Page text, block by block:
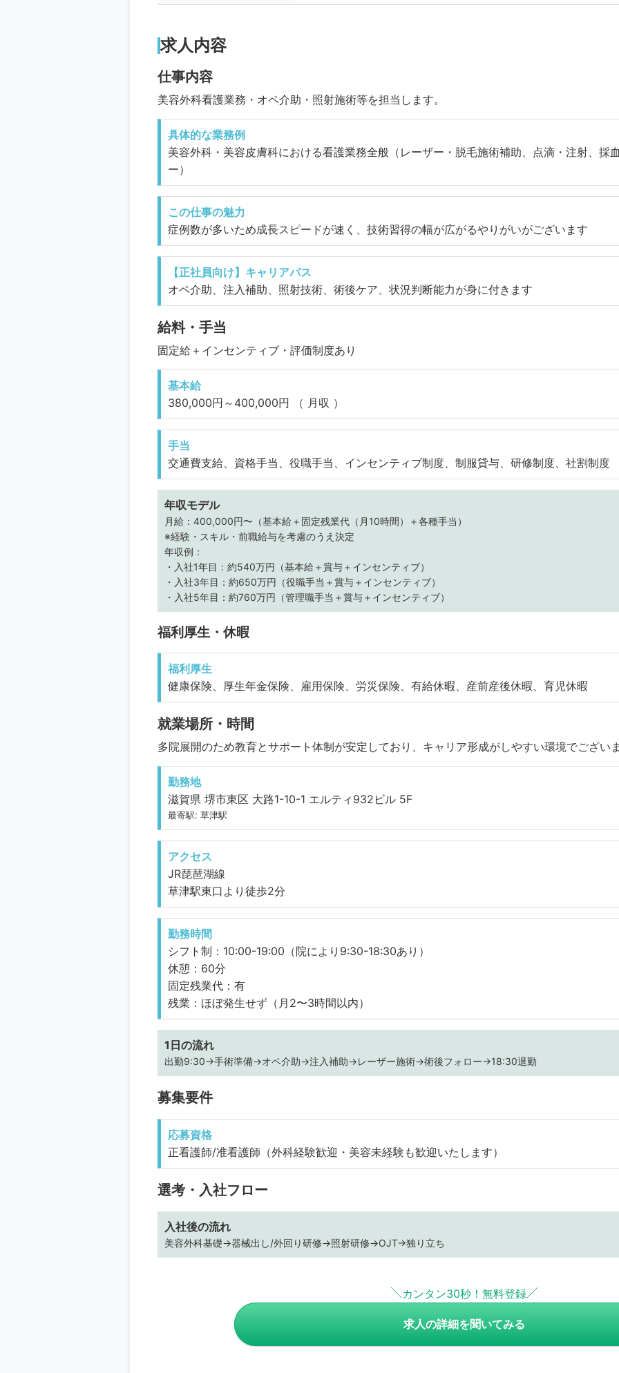
求人内容
仕事内容
美容外科看護業務・オペ介助・照射施術等を担当します。
具体的な業務例
美容外科・美容皮膚科における看護業務全般（レーザー・脱毛施術補助、点滴・注射、採
ー）
この仕事の魅力
症例数が多いため成長スピードが速く、技術習得の幅が広がるやりがいがございます
【正社員向け】キャリアパス
オペ介助、注入補助、照射技術、術後ケア、状況判断能力が身に付きます
給料・手当
固定給＋インセンティブ・評価制度あり
基本給
380,000円～400,000円 （ 月収 ）
手当
交通費支給、資格手当、役職手当、インセンティブ制度、制服貸与、研修制度、社割制度
年収モデル
月給：400,000円〜（基本給＋固定残業代（月10時間）＋各種手当）
※経験・スキル・前職給与を考慮のうえ決定
年収例：
・入社1年目：約540万円（基本給＋賞与＋インセンティブ）
・入社3年目：約650万円（役職手当＋賞与＋インセンティブ）
・入社5年目：約760万円（管理職手当＋賞与＋インセンティブ）
福利厚生・休暇
福利厚生
健康保険、厚生年金保険、雇用保険、労災保険、有給休暇、産前産後休暇、育児休暇
就業場所・時間
多院展開のため教育とサポート体制が安定しており、キャリア形成がしやすい環境でござい
勤務地
滋賀県 堺市東区 大路1-10-1 エルティ932ビル 5F
最寄駅: 草津駅
アクセス
JR琵琶湖線
草津駅東口より徒歩2分
勤務時間
シフト制：10:00-19:00（院により9:30-18:30あり）
休憩：60分
固定残業代：有
残業：ほぼ発生せず（月2〜3時間以内）
1日の流れ
出勤9:30→手術準備→オペ介助→注入補助→レーザー施術→術後フォロー→18:30退勤
募集要件
応募資格
正看護師/准看護師（外科経験歓迎・美容未経験も歓迎いたします）
選考・入社フロー
入社後の流れ
美容外科基礎→器械出し/外回り研修→照射研修→OJT→独り立ち
カンタン30秒！無料登録
求人の詳細を聞いてみる